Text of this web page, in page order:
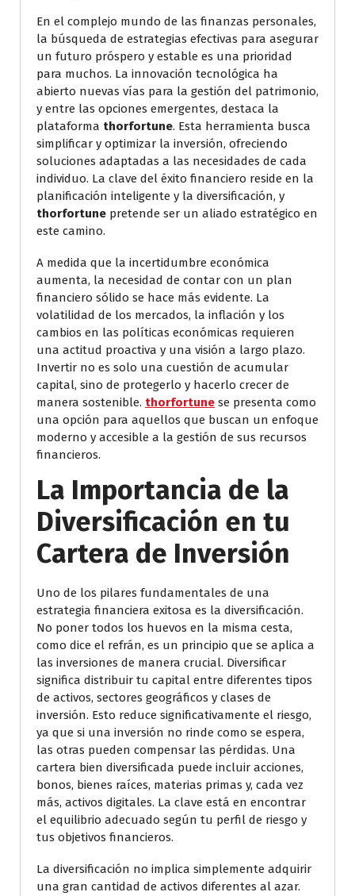
En el complejo mundo de las finanzas personales,
la búsqueda de estrategias efectivas para asegurar
un futuro próspero y estable es una prioridad
para muchos. La innovación tecnológica ha
abierto nuevas vías para la gestión del patrimonio,
y entre las opciones emergentes, destaca la
plataforma thorfortune. Esta herramienta busca
simplificar y optimizar la inversión, ofreciendo
soluciones adaptadas a las necesidades de cada
individuo. La clave del éxito financiero reside en la
planificación inteligente y la diversificación, y
thorfortune pretende ser un aliado estratégico en
este camino.
A medida que la incertidumbre económica
aumenta, la necesidad de contar con un plan
financiero sólido se hace más evidente. La
volatilidad de los mercados, la inflación y los
cambios en las políticas económicas requieren
una actitud proactiva y una visión a largo plazo.
Invertir no es solo una cuestión de acumular
capital, sino de protegerlo y hacerlo crecer de
manera sostenible. thorfortune se presenta como
una opción para aquellos que buscan un enfoque
moderno y accesible a la gestión de sus recursos
financieros.
La Importancia de la
Diversificación en tu
Cartera de Inversión
Uno de los pilares fundamentales de una
estrategia financiera exitosa es la diversificación.
No poner todos los huevos en la misma cesta,
como dice el refrán, es un principio que se aplica a
las inversiones de manera crucial. Diversificar
significa distribuir tu capital entre diferentes tipos
de activos, sectores geográficos y clases de
inversión. Esto reduce significativamente el riesgo,
ya que si una inversión no rinde como se espera,
las otras pueden compensar las pérdidas. Una
cartera bien diversificada puede incluir acciones,
bonos, bienes raíces, materias primas y, cada vez
más, activos digitales. La clave está en encontrar
el equilibrio adecuado según tu perfil de riesgo y
tus objetivos financieros.
La diversificación no implica simplemente adquirir
una gran cantidad de activos diferentes al azar.